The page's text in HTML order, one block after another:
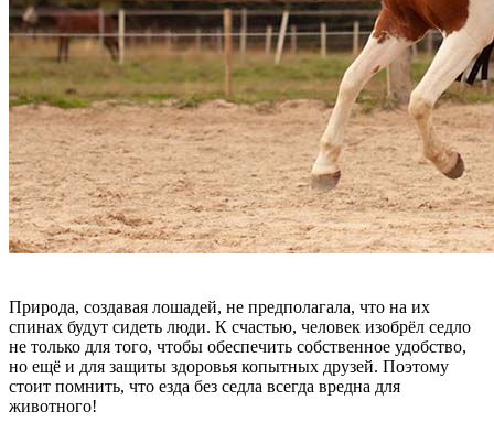
Природа, создавая лошадей, не предполагала, что на их
спинах будут сидеть люди. К счастью, человек изобрёл седло
не только для того, чтобы обеспечить собственное удобство,
но ещё и для защиты здоровья копытных друзей. Поэтому
стоит помнить, что езда без седла всегда вредна для
животного!